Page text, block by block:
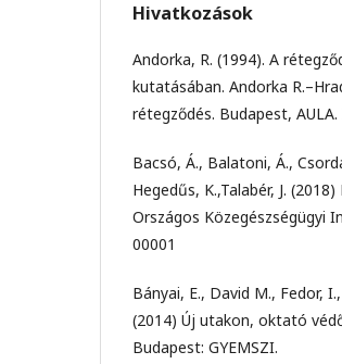
Hivatkozások
Andorka, R. (1994). A
kutatásában. Andorka
rétegződés. Budapest,
Bacsó, Á., Balatoni, Á.,
Hegedűs, K.,Talabér, J.
Országos Közegészségügyi
00001
Bányai, E., David M., Fedor,
(2014) Új utakon, oktató
Budapest: GYEMSZI.